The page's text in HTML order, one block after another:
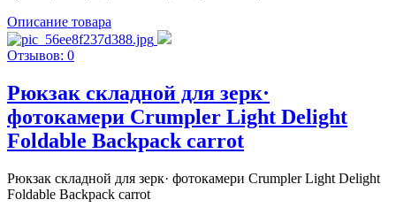
Описание товара
Отзывов: 0
Рюкзак складной для зерк·
фотокамери Crumpler Light Delight
Foldable Backpack carrot
Рюкзак складной для зерк· фотокамери Crumpler Light Delight
Foldable Backpack carrot